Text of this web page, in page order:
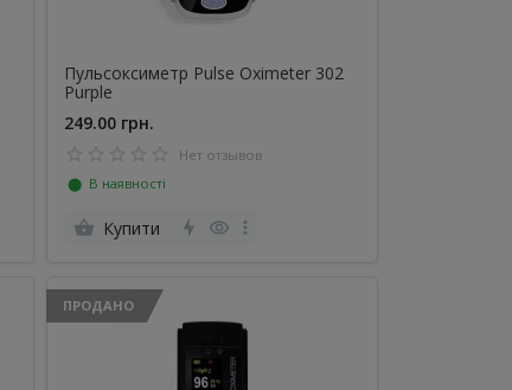
Пульсоксиметр Pulse Oximeter 302
Purple
249.00 грн.
Нет отзывов
⬤ В наявності
Купити
ПРОДАНО